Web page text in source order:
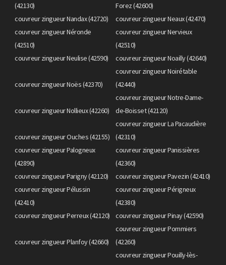
(42130)
Forez (42600)
couvreur zingueur Nandax (42720)
couvreur zingueur Neaux (42470)
couvreur zingueur Néronde
(42510)
couvreur zingueur Nervieux
(42510)
couvreur zingueur Neulise (42590)
couvreur zingueur Noailly (42640)
couvreur zingueur Noës (42370)
couvreur zingueur Noirétable
(42440)
couvreur zingueur Nollieux (42260)
couvreur zingueur Notre-Dame-
de-Boisset (42120)
couvreur zingueur Ouches (42155)
couvreur zingueur La Pacaudière
(42310)
couvreur zingueur Palogneux
(42890)
couvreur zingueur Panissières
(42360)
couvreur zingueur Parigny (42120)
couvreur zingueur Pavezin (42410)
couvreur zingueur Pélussin
(42410)
couvreur zingueur Périgneux
(42380)
couvreur zingueur Perreux (42120)
couvreur zingueur Pinay (42590)
couvreur zingueur Planfoy (42660)
couvreur zingueur Pommiers
(42260)
couvreur zingueur Pouilly-lès-